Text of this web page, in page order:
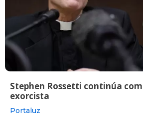
Stephen Rossetti continúa
exorcista
Portaluz